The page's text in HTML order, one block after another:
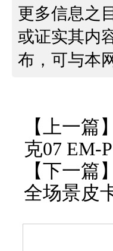
更多信息之
或证实其内
布，可与本
【上一篇
克07 EM-
【下一篇
全场景皮